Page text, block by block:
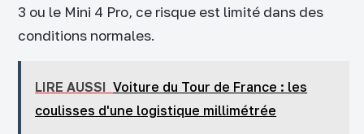
3 ou le Mini 4 Pro, ce risque est limité dans des
conditions normales.
LIRE AUSSI Voiture du Tour de France : les
coulisses d'une logistique millimétrée